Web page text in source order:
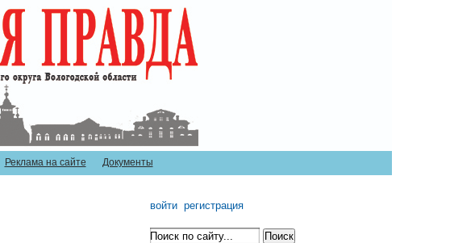
Реклама на сайте Документы
войти регистрация